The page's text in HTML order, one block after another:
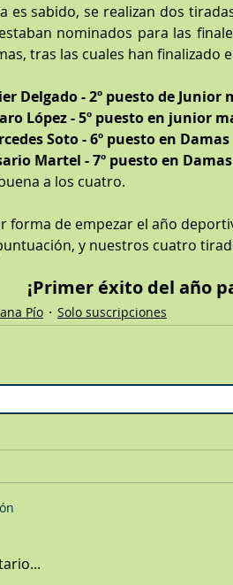
es sabido, se realizan dos
nominados para las
tras las cuales han finalizado
Delgado - 2º puesto de Junior
López - 5º puesto en junior
Soto - 6º puesto en Damas
Martel - 7º puesto en Damas
a los cuatro.
forma de empezar el año
y nuestros cuatro
¡Primer éxito del año
Pío Solo suscripciones